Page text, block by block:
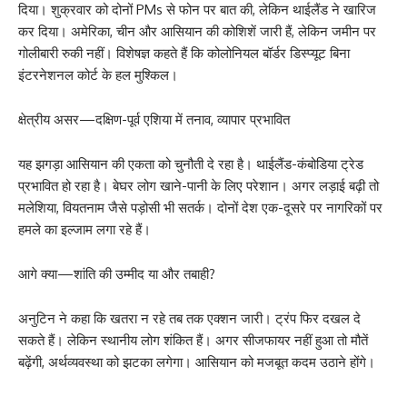
दिया। शुक्रवार को दोनों PMs से फोन पर बात की, लेकिन थाईलैंड ने खारिज
कर दिया। अमेरिका, चीन और आसियान की कोशिशें जारी हैं, लेकिन जमीन पर
गोलीबारी रुकी नहीं। विशेषज्ञ कहते हैं कि कोलोनियल बॉर्डर डिस्प्यूट बिना
इंटरनेशनल कोर्ट के हल मुश्किल।
क्षेत्रीय असर—दक्षिण-पूर्व एशिया में तनाव, व्यापार प्रभावित
यह झगड़ा आसियान की एकता को चुनौती दे रहा है। थाईलैंड-कंबोडिया ट्रेड
प्रभावित हो रहा है। बेघर लोग खाने-पानी के लिए परेशान। अगर लड़ाई बढ़ी तो
मलेशिया, वियतनाम जैसे पड़ोसी भी सतर्क। दोनों देश एक-दूसरे पर नागरिकों पर
हमले का इल्जाम लगा रहे हैं।
आगे क्या—शांति की उम्मीद या और तबाही?
अनुटिन ने कहा कि खतरा न रहे तब तक एक्शन जारी। ट्रंप फिर दखल दे
सकते हैं। लेकिन स्थानीय लोग शंकित हैं। अगर सीजफायर नहीं हुआ तो मौतें
बढ़ेंगी, अर्थव्यवस्था को झटका लगेगा। आसियान को मजबूत कदम उठाने होंगे।